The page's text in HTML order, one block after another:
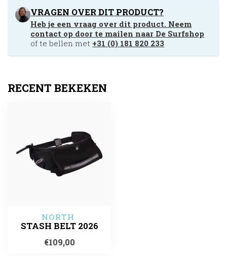
VRAGEN OVER DIT PRODUCT?
Heb je een vraag over dit product. Neem
contact op door te mailen naar De Surfshop
of te bellen met +31 (0) 181 820 233
RECENT BEKEKEN
NORTH
STASH BELT 2026
€109,00